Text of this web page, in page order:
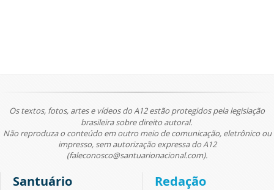
Os textos, fotos, artes e vídeos do A12 estão protegidos pela legislação
brasileira sobre direito autoral.
Não reproduza o conteúdo em outro meio de comunicação, eletrônico ou
impresso, sem autorização expressa do A12
(faleconosco@santuarionacional.com).
Santuário Redação